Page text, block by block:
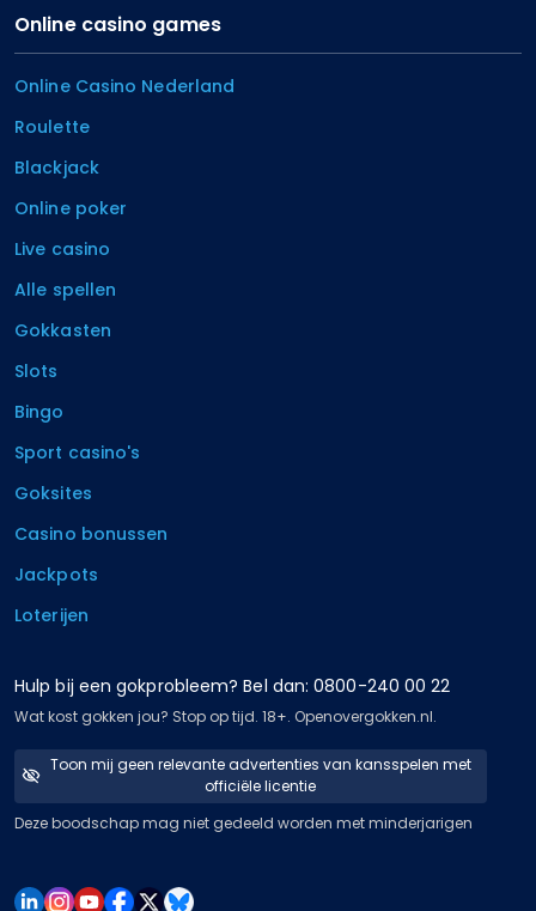
Online casino games
Online Casino Nederland
Roulette
Blackjack
Online poker
Live casino
Alle spellen
Gokkasten
Slots
Bingo
Sport casino's
Goksites
Casino bonussen
Jackpots
Loterijen
Hulp bij een gokprobleem? Bel dan: 0800-240 00 22
Wat kost gokken jou? Stop op tijd. 18+. Openovergokken.nl.
Toon mij geen relevante advertenties van kansspelen met
officiële licentie
Deze boodschap mag niet gedeeld worden met minderjarigen